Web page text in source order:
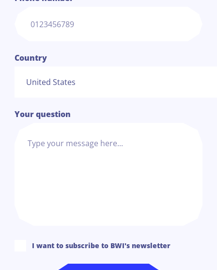
Country
Your question
I want to subscribe to BWI's newsletter